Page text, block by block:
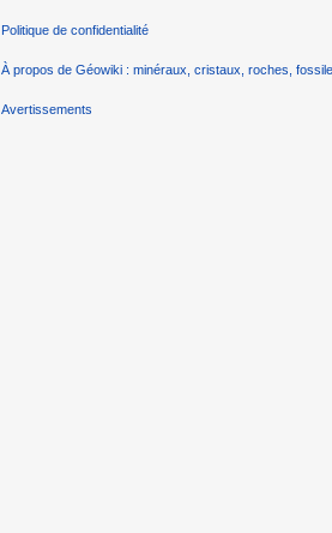
Politique de confidentialité
À propos de Géowiki : minéraux, cristaux, roches,
Avertissements